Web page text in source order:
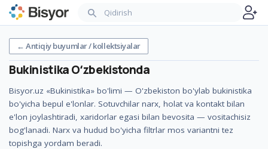
←Antiqiy buyumlar / kollektsiyalar
BukinistikaOʻzbekistonda
Bisyor.uz «Bukinistika» bo'limi — O'zbekiston bo'ylab bukinistika
bo'yicha bepul e'lonlar. Sotuvchilar narx, holat va kontakt bilan
e'lon joylashtiradi, xaridorlar egasi bilan bevosita — vositachisiz
bog'lanadi. Narx va hudud bo'yicha filtrlar mos variantni tez
topishga yordam beradi.